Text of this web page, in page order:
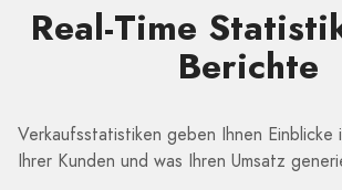
Real-Time
Berichte
Verkaufsstatistiken geben Ihnen Einblicke
Ihrer Kunden und was Ihren Umsatz